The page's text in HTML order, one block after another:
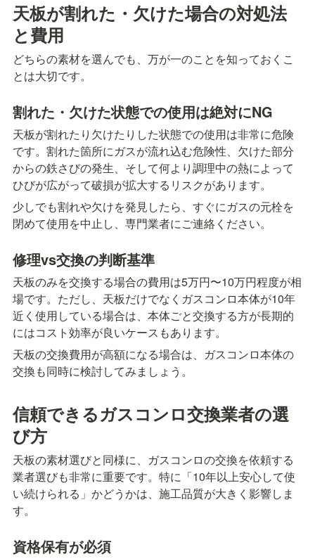
天板が割れた・欠けた場合の対処法
と費用
どちらの素材を選んでも、万が一のことを知っておくこ
とは大切です。
割れた・欠けた状態での使用は絶対にNG
天板が割れたり欠けたりした状態での使用は非常に危険
です。割れた箇所にガスが流れ込む危険性、欠けた部分
からの鉄さびの発生、そして何より調理中の熱によって
ひびが広がって破損が拡大するリスクがあります。
少しでも割れや欠けを発見したら、すぐにガスの元栓を
閉めて使用を中止し、専門業者にご連絡ください。
修理vs交換の判断基準
天板のみを交換する場合の費用は5万円〜10万円程度が相
場です。ただし、天板だけでなくガスコンロ本体が10年
近く使用している場合は、本体ごと交換する方が長期的
にはコスト効率が良いケースもあります。
天板の交換費用が高額になる場合は、ガスコンロ本体の
交換も同時に検討してみましょう。
信頼できるガスコンロ交換業者の選
び方
天板の素材選びと同様に、ガスコンロの交換を依頼する
業者選びも非常に重要です。特に「10年以上安心して使
い続けられる」かどうかは、施工品質が大きく影響しま
す。
資格保有が必須